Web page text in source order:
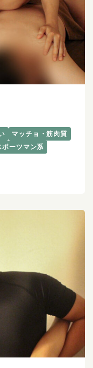
マッチョ・筋肉質
ポーツマン系